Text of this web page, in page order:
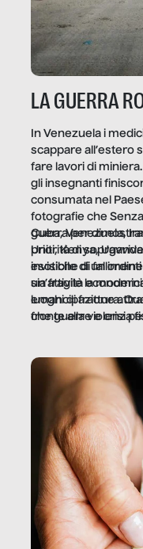
LA GUERRA
In Venezuela i
scappare all’estero
fare lavori di
gli insegnanti
consumata nel
fotografie che
guerra per
priorità di
invisibile di un
un’attività
luoghi di frattura.
che guerre e crisi
Cuba, Venezuela,
Uniti, Kenya,
esotiche di
sia fragile la
emancipazione
fronte alla violenza